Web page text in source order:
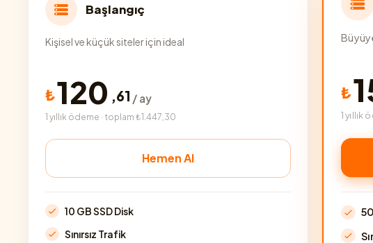
Başlangıç
Kişisel ve küçük siteler için ideal
₺120 ,61 / ay
1 yıllık ödeme · toplam ₺1.447,30
Hemen Al
10 GB SSD Disk
Sınırsız Trafik
₺
1 yıllık